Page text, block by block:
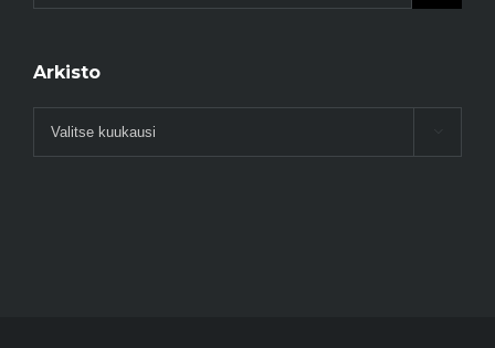
Arkisto
Arkisto